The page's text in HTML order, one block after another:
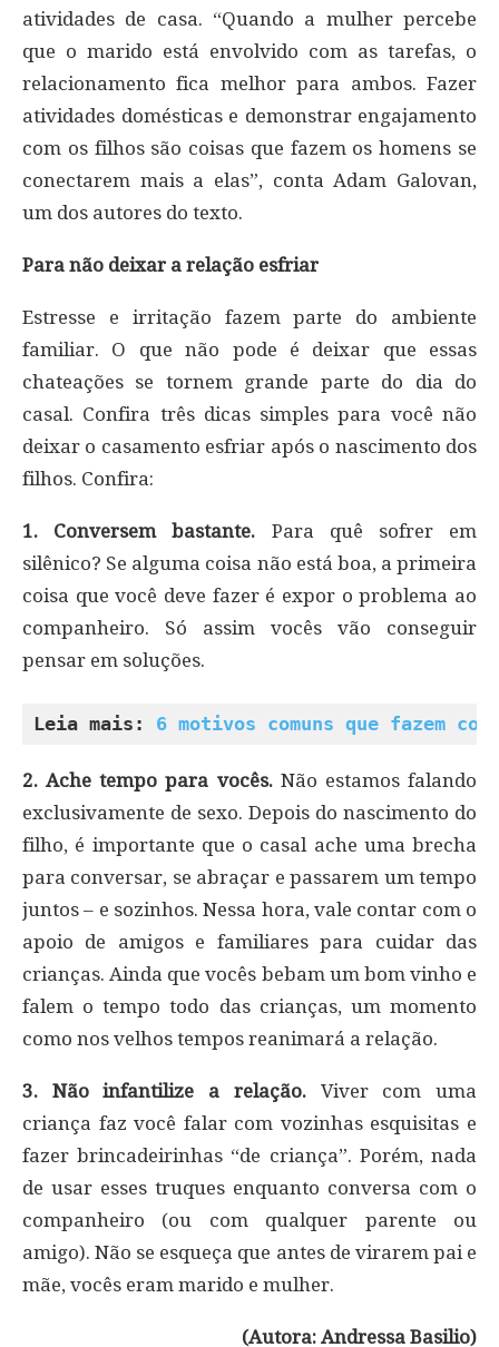
atividades de casa. “Quando a mulher percebe
que o marido está envolvido com as tarefas, o
relacionamento fica melhor para ambos. Fazer
atividades domésticas e demonstrar engajamento
com os filhos são coisas que fazem os homens se
conectarem mais a elas”, conta Adam Galovan,
um dos autores do texto.
Para não deixar a relação esfriar
Estresse e irritação fazem parte do ambiente
familiar. O que não pode é deixar que essas
chateações se tornem grande parte do dia do
casal. Confira três dicas simples para você não
deixar o casamento esfriar após o nascimento dos
filhos. Confira:
1. Conversem bastante. Para quê sofrer em
silênico? Se alguma coisa não está boa, a primeira
coisa que você deve fazer é expor o problema ao
companheiro. Só assim vocês vão conseguir
pensar em soluções.
Leia mais: 6 motivos comuns que fazem
2. Ache tempo para vocês.Não estamos falando
exclusivamente de sexo. Depois do nascimento do
filho, é importante que o casal ache uma brecha
para conversar, se abraçar e passarem um tempo
juntos – e sozinhos. Nessa hora, vale contar com o
apoio de amigos e familiares para cuidar das
crianças. Ainda que vocês bebam um bom vinho e
falem o tempo todo das crianças, um momento
como nos velhos tempos reanimará a relação.
3. Não infantilize a relação.Viver com uma
criança faz você falar com vozinhas esquisitas e
fazer brincadeirinhas “de criança”. Porém, nada
de usar esses truques enquanto conversa com o
companheiro (ou com qualquer parente ou
amigo). Não se esqueça que antes de virarem pai e
mãe, vocês eram marido e mulher.
(Autora: Andressa Basilio)